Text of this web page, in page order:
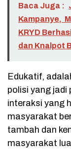
Baca Juga :
Kampanye,
KRYD
dan Knalpot
Edukatif,
polisi yang jadi
interaksi yang
masyarakat
tambah dan
masyarakat